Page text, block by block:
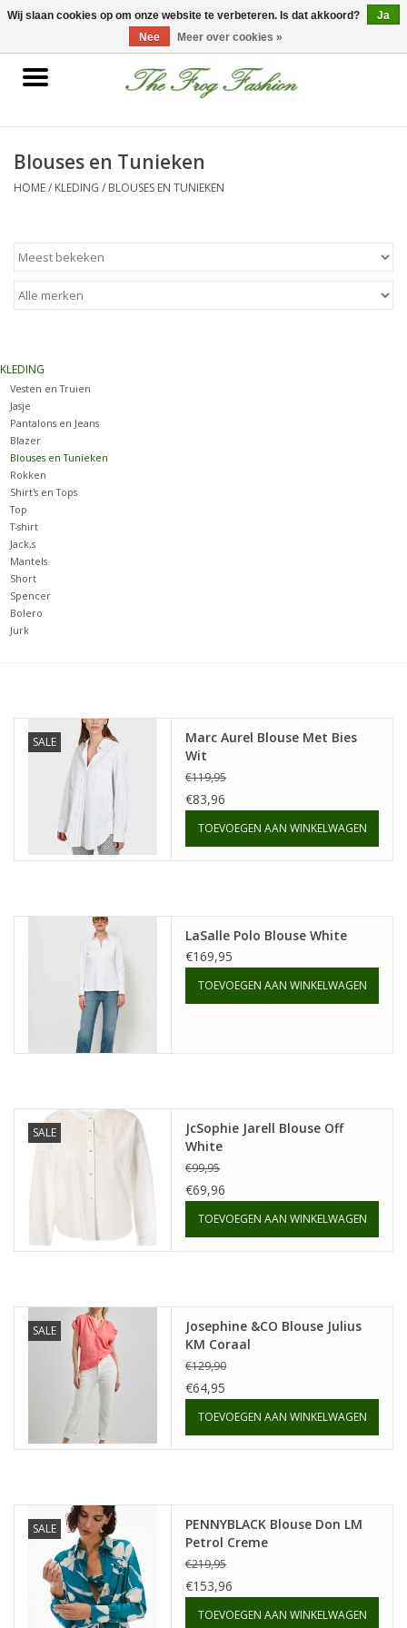
0 Artikelen - €0,00
Home
Nieuwe collectie
Accessoires
Schoenen
Merken
Blouses en Tunieken
HOME/ KLEDING / BLOUSES EN TUNIEKEN
KLEDING
Vesten en Truien
Jasje
Pantalons en Jeans
Blazer
Blouses en Tunieken
Rokken
Shirt's en Tops
Top
T-shirt
Jack,s
Mantels
Short
Spencer
Bolero
Jurk
SALE
Marc Aurel Blouse Met Bies
Wit
€119,95
€83,96
TOEVOEGEN AAN WINKELWAGEN
LaSalle Polo Blouse White
€169,95
TOEVOEGEN AAN WINKELWAGEN
SALE
JcSophie Jarell Blouse Off
White
€99,95
€69,96
TOEVOEGEN AAN WINKELWAGEN
SALE
Josephine &CO Blouse Julius
KM Coraal
€129,90
€64,95
TOEVOEGEN AAN WINKELWAGEN
SALE
PENNYBLACK Blouse Don LM
Petrol Creme
€219,95
€153,96
TOEVOEGEN AAN WINKELWAGEN
Wij slaan cookies op om onze website te verbeteren. Is dat akkoord?
Ja
Nee
Meer over cookies »